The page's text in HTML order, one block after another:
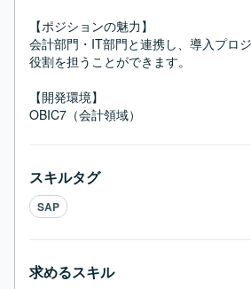
【ポジションの魅力】
会計部門・IT部門と連携し、導入プロ
役割を担うことができます。
【開発環境】
OBIC7（会計領域）
スキルタグ
SAP
求めるスキル